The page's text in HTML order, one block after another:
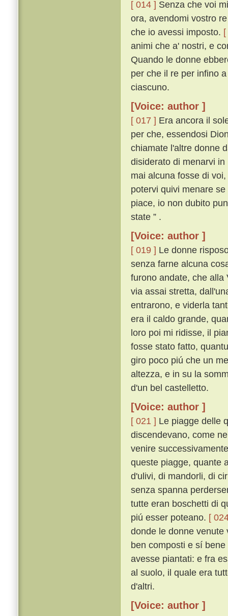
[ 014 ] Senza che voi
ora, avendomi vostro
che io avessi imposto.
animi che a' nostri, e
Quando le donne
per che il re per infino
ciascuno.
[Voice: author ]
[ 017 ] Era ancora il
per che, essendosi
chiamate l'altre donne
disiderato di menarvi
mai alcuna fosse di
potervi quivi menare
piace, io non dubito
state ” .
[Voice: author ]
[ 019 ] Le donne
senza farne alcuna
furono andate, che alla
via assai stretta,
entrarono, e viderla
era il caldo grande,
loro poi mi ridisse, il
fosse stato fatto,
giro poco piú che un
altezza, e in su la
d'un bel castelletto.
[Voice: author ]
[ 021 ] Le piagge delle
discendevano, come
venire
queste piagge, quante
d'ulivi, di mandorli, di
senza spanna
tutte eran boschetti di
piú esser poteano. [
donde le donne venute
ben composti e sí
avesse piantati: e fra
al suolo, il quale era
d'altri.
[Voice: author ]